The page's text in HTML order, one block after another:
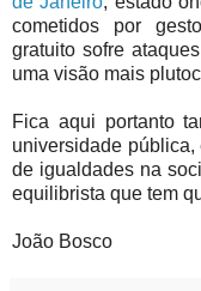
cometidos por
gratuito sofre
uma visão mais
Fica aqui portanto
universidade
de igualdades na
equilibrista que tem
João Bosco